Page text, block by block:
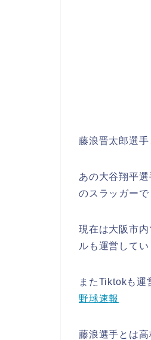
藤浪晋太郎選
あの大谷翔平
のスラッガーで
現在は大阪市内
ルも運営してい
またTiktokも運
野球速報
藤浪選手とは